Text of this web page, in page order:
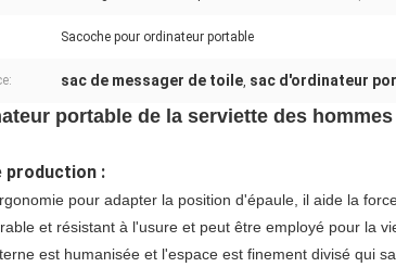
Sacoche pour ordinateur portable
sac de messager de toile sac d'ordinateur
portable de la serviette des
production :
pour adapter la position d'épaule, il aide la
et résistant à l'usure et peut être employé pour la
est humanisée et l'espace est finement divisé qui